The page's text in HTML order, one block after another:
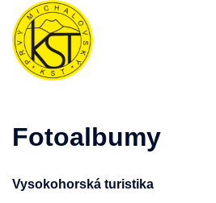
Preskočiť
obsah
Fotoalbumy
Vysokohorská turistika